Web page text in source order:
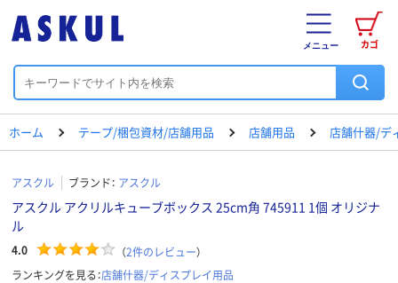
カゴ
メニュー
ホーム テープ/梱包資材/店舗用品 店舗用品 店舗什器/デ
アスクル ブランド： アスクル
アスクル アクリルキューブボックス 25cm角 745911 1個 オリジナ
ル
4.0 （2件のレビュー）
ランキングを見る：店舗什器/ディスプレイ用品